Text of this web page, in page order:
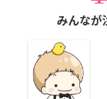
みんなが